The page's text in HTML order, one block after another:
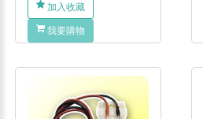
加入收藏
我要購物